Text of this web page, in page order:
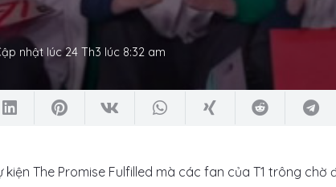
nhật lúc24 Th3 lúc 8:32 am
The Promise Fulfilled mà các fan của T1 trông chờ